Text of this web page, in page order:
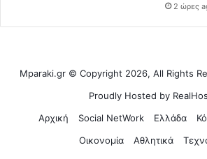
2 ώρες
Mparaki.gr © Copyright 2026, All Rights
Proudly Hosted by
Αρχική
Social NetWork Ελλάδα
Οικονομία
Αθλητικά